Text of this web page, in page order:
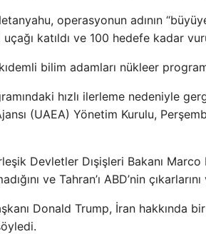
operasyonun adının
uçağı katıldı ve 100 hedefe kadar
bilim adamları nükleer
hızlı ilerleme nedeniyle
(UAEA) Yönetim Kurulu,
Devletler Dışişleri Bakanı Marco
ve Tahran’ı ABD’nin
Donald Trump, İran hakkında